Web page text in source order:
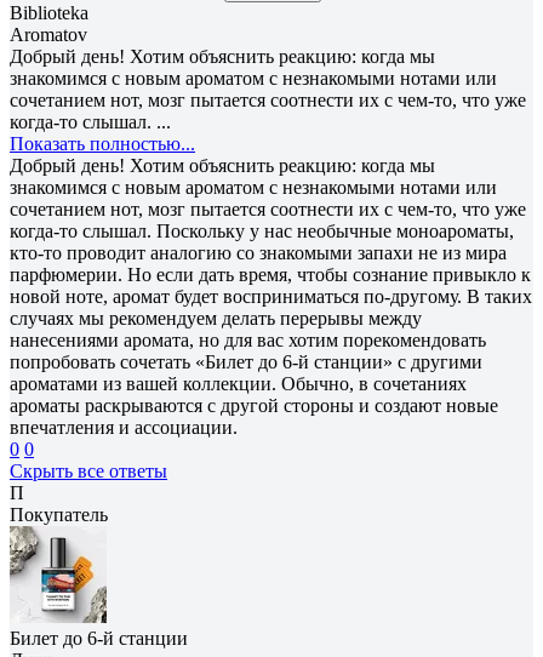
Biblioteka
Aromatov
Добрый день! Хотим объяснить реакцию: когда мы
знакомимся с новым ароматом с незнакомыми нотами или
сочетанием нот, мозг пытается соотнести их с чем-то, что уже
когда-то слышал. ...
Показать полностью...
Добрый день! Хотим объяснить реакцию: когда мы
знакомимся с новым ароматом с незнакомыми нотами или
сочетанием нот, мозг пытается соотнести их с чем-то, что уже
когда-то слышал. Поскольку у нас необычные моноароматы,
кто-то проводит аналогию со знакомыми запахи не из мира
парфюмерии. Но если дать время, чтобы сознание привыкло к
новой ноте, аромат будет восприниматься по-другому. В таких
случаях мы рекомендуем делать перерывы между
нанесениями аромата, но для вас хотим порекомендовать
попробовать сочетать «Билет до 6-й станции» с другими
ароматами из вашей коллекции. Обычно, в сочетаниях
ароматы раскрываются с другой стороны и создают новые
впечатления и ассоциации.
0 0
Скрыть все ответы
П
Покупатель
Билет до 6-й станции